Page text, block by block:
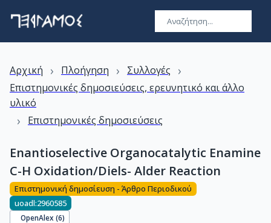
Αρχική › Πλοήγηση › Συλλογές ›
Επιστημονικές δημοσιεύσεις, ερευνητικό και άλλο
υλικό
› Επιστημονικές δημοσιεύσεις
Enantioselective Organocatalytic Enamine
C-H Oxidation/Diels- Alder Reaction
Επιστημονική δημοσίευση - Άρθρο Περιοδικού
uoadl:2960585
OpenAlex (6)